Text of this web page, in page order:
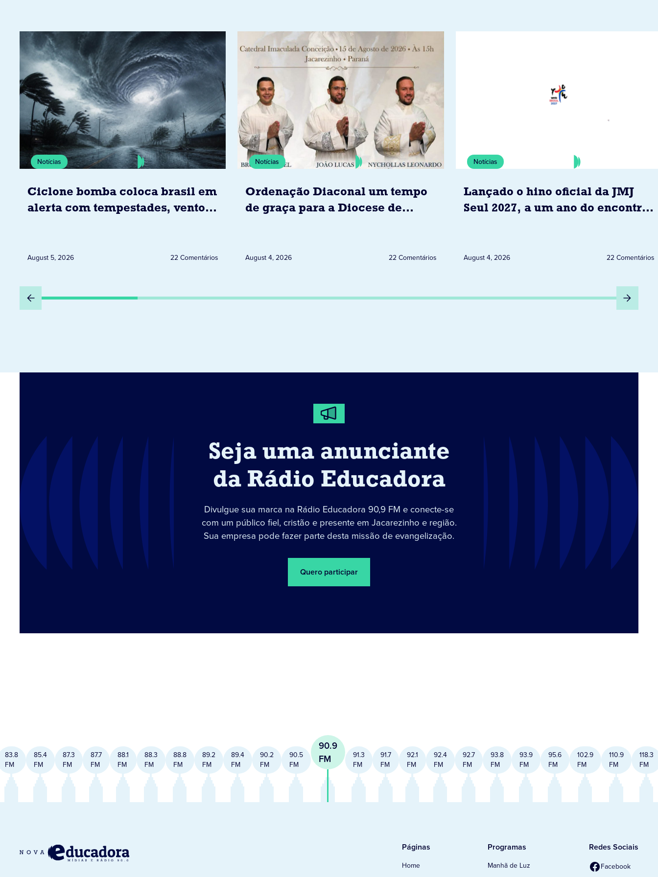
Notícias
Ciclone bomba coloca brasil em
alerta com tempestades, ventos
August 5, 2026 22 Comentários
Notícias
Ordenação Diaconal um tempo
de graça para a Diocese de
August 4, 2026 22 Comentários
Notícias
Lançado o hino oficial da JMJ
Seul 2027, a um ano do encontro
August 4, 2026 22 Comentários
Seja uma anunciante
da Rádio Educadora
Divulgue sua marca na Rádio Educadora 90,9 FM e conecte-se
com um público fiel, cristão e presente em Jacarezinho e região.
Sua empresa pode fazer parte desta missão de evangelização.
Quero participar
83.8
FM
85.4
FM
87.3
FM
87.7
FM
88.1
FM
88.3
FM
88.8
FM
89.2
FM
89.4
FM
90.2
FM
90.5
FM
90.9
FM
91.3
FM
91.7
FM
92.1
FM
92.4
FM
92.7
FM
93.8
FM
93.9
FM
95.6
FM
102.9
FM
110.9
FM
118.3
FM
Páginas
Home
Programas
Manhã de Luz
Redes Sociais
Facebook